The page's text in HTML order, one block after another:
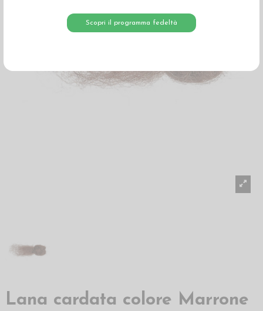
Scopri il programma fedeltà
Lana cardata colore Marrone